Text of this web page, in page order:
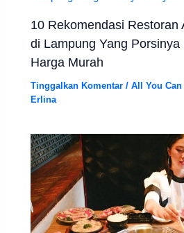
10 Rekomendasi Restoran
di Lampung Yang
Harga Murah
Tinggalkan Komentar /All You Can
Erlina